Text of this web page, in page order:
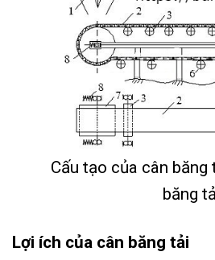
Cấu tạo của cân
băng
Lợi ích của cân băng tải